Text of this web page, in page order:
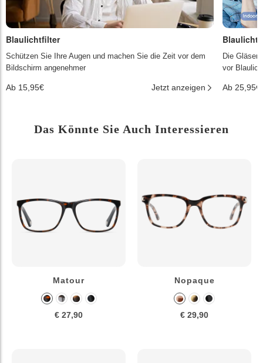
Blaulichtfilter
Schützen Sie Ihre Augen und machen Sie die Zeit vor dem
Bildschirm angenehmer
Ab 15,95€ Jetzt anzeigen
Die Gläser
vor
Ab 25,95€
Das Könnte Sie Auch Interessieren
Matour
€ 27,90
Nopaque
€ 29,90